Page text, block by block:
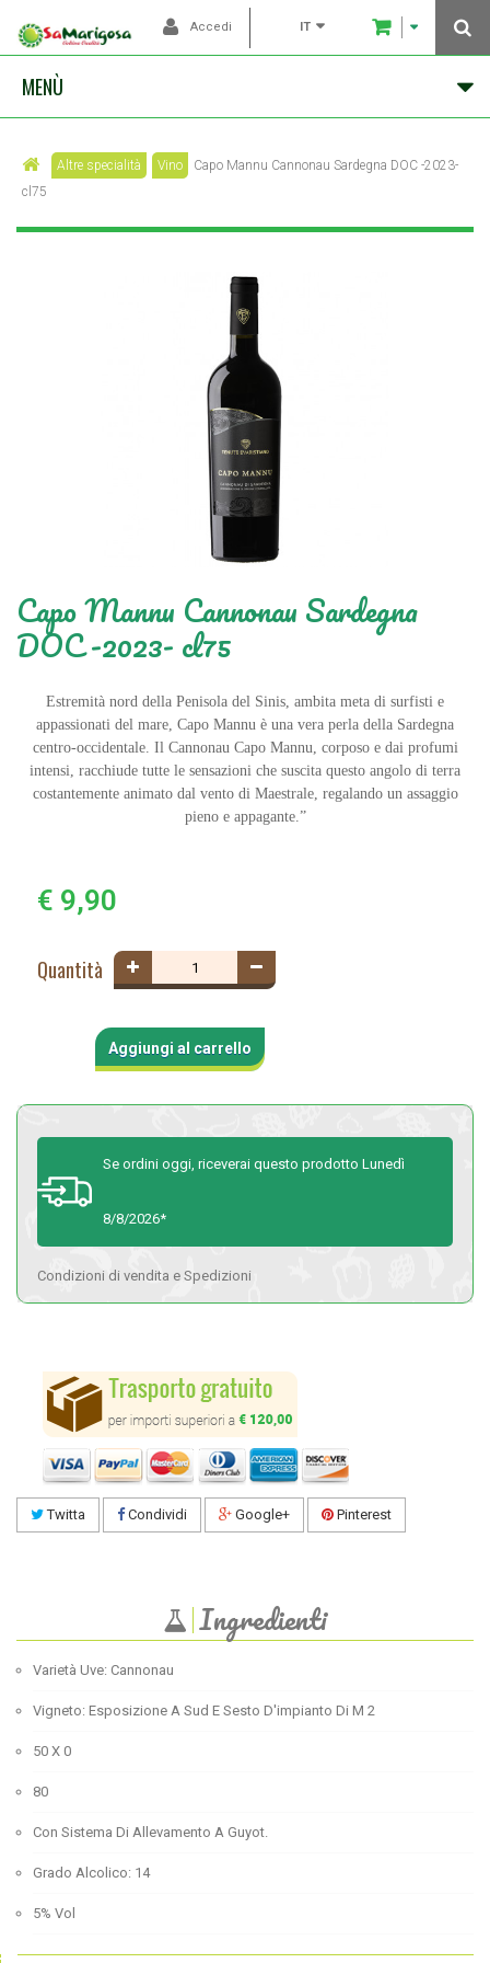
Accedi IT
MENÙ
Altre specialità Vino
Capo Mannu Cannonau Sardegna DOC -2023-
cl75
Capo Mannu Cannonau Sardegna
DOC -2023- cl75
Estremità nord della Penisola del Sinis, ambita meta di surfisti e
appassionati del mare, Capo Mannu è una vera perla della Sardegna
centro-occidentale. Il Cannonau Capo Mannu, corposo e dai profumi
intensi, racchiude tutte le sensazioni che suscita questo angolo di terra
costantemente animato dal vento di Maestrale, regalando un assaggio
pieno e appagante.”
€ 9,90
Quantità
Aggiungi al carrello
Se ordini oggi, riceverai questo prodotto Lunedì
8/8/2026*
Condizioni di vendita e Spedizioni
Twitta Condividi Google+ Pinterest
Ingredienti
Varietà Uve: Cannonau
Vigneto: Esposizione A Sud E Sesto D'impianto Di M 2
50 X 0
80
Con Sistema Di Allevamento A Guyot.
Grado Alcolico: 14
5% Vol